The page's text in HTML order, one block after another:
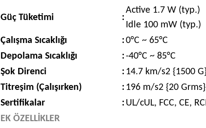
Güç Tüketimi :
Active 1.7 W (typ.)
Idle 100 mW (typ.)
Çalışma Sıcaklığı
:0°C ~ 65°C
Depolama Sıcaklığı
:-40°C ~ 85°C
Şok Direnci
: 14.7 km/s2 {1500
Titreşim (Çalışırken)
: 196 m/s2 {20
Sertifikalar
: UL/cUL, FCC, CE,
EK ÖZELLİKLER